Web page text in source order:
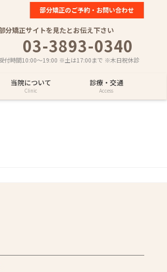
部分矯正のご予約・お問い合わせ
分矯正サイトを見たとお伝え下さい
03-3893-0340
付時間10:00～19:00 ※土は17:00まで ※木日祝休診
当院について
Clinic
診療・交通
Access